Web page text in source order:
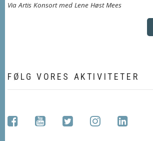
Via Artis Konsort med Lene Høst Mees
FØLG VORES AKTIVITETER
facebookyoutubetwitterinstagram